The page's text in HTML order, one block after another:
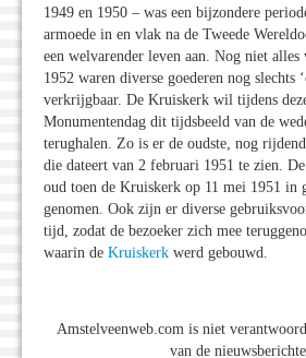
1949 en 1950 – was een bijzondere
armoede in en vlak na de Tweede
een welvarender leven aan. Nog niet alles
1952 waren diverse goederen nog slechts
verkrijgbaar. De Kruiskerk wil tijdens
Monumentendag dit tijdsbeeld van de
terughalen. Zo is er de oudste, nog
die dateert van 2 februari 1951 te zien.
oud toen de Kruiskerk op 11 mei 1951 in
genomen. Ook zijn er diverse
tijd, zodat de bezoeker zich mee
waarin de Kruiskerk werd gebouwd.
Amstelveenweb.com is niet
van de